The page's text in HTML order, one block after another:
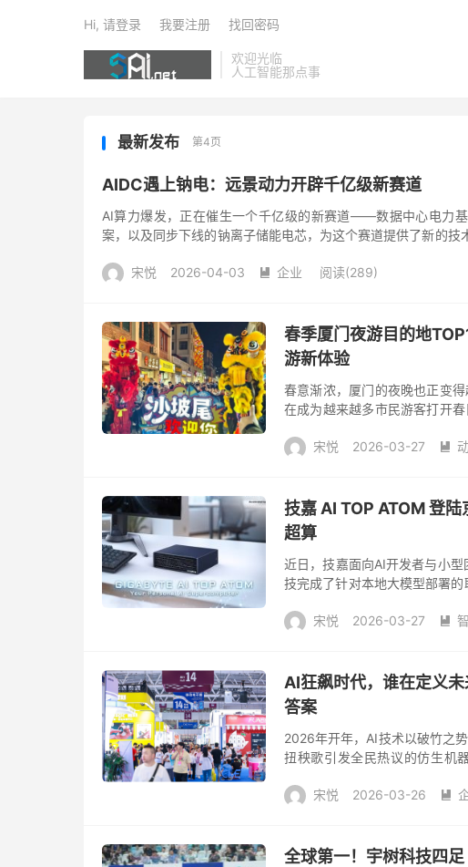
欢迎光临
人工智能那点事
Hi, 请登录 我要注册 找回密码
最新发布 第4页
AIDC遇上钠电：远景动力开辟千亿级新赛道
AI算力爆发，正在催生一个千亿级的新赛道——数据中心电力
案，以及同步下线的钠离子储能电芯，为这个赛道提供了新的
宋悦 2026-04-03  企业 阅读(289)
春季厦门夜游目的地
游新体验
春意渐浓，厦门的夜晚也正变
在成为越来越多市民游客打开
要增长点。 ...
宋悦 2026-03-27 
技嘉 AI TOP ATOM 登
超算
近日，技嘉面向AI开发者与小
技完成了针对本地大模型部署
宋悦 2026-03-27 
AI狂飙时代，谁在定义
答案
2026年开年，AI技术以破竹之
扭秧歌引发全民热议的仿生机
——“人...
宋悦 2026-03-26 
全球第一！宇树科技四